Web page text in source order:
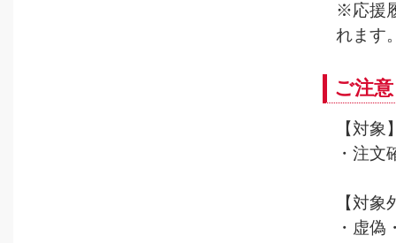
※応援
れます
ご注意
【対象
・注
【対象
・虚